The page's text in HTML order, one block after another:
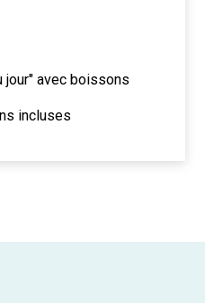
jour" avec boissons
incluses